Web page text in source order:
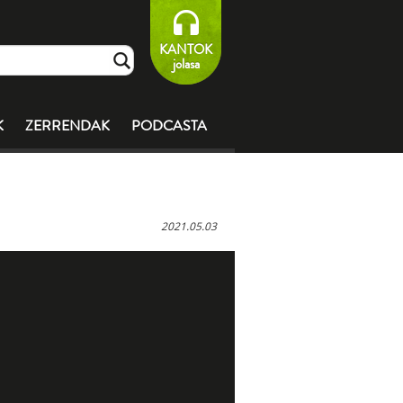
KANTOK
jolasa
ZERRENDAK PODCASTA
2021.05.03